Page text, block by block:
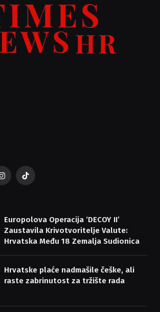
Instagram
TikTok
Europolova Operacija ‘DECOY II’
Zaustavila Krivotvoritelje Valute:
Hrvatska Među 18 Zemalja Sudionica
Hrvatske plaće nadmašile češke, ali
raste zabrinutost za tržište rada